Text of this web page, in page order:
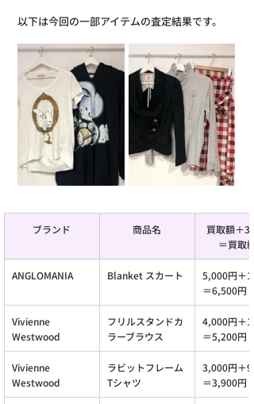
以下は今回の一部アイテムの査定結果です。
ブランド 商品名
買取額＋30
＝買取総
ANGLOMANIA Blanket スカート
5,000円＋
＝6,500円
Vivienne
Westwood
フリルスタンドカ
ラーブラウス
4,000円＋
＝5,200円
Vivienne
Westwood
ラビットフレーム
Tシャツ
3,000円＋
＝3,900円